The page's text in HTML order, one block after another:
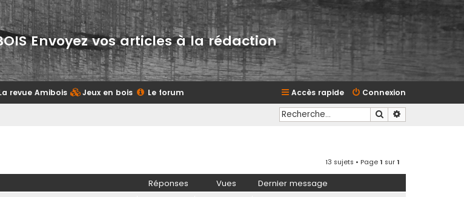
Envoyez vos articles à la rédaction
revue Amibois Jeux en bois Le forum Connexion
Accès rapide
Rechercher
13 sujets • Page1 sur1
Réponses Vues Dernier message